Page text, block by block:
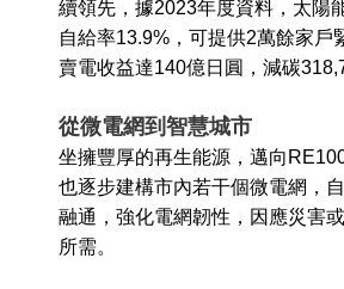
續領先，據2023年度資料，太陽
自給率13.9%，可提供2萬餘家戶
賣電收益達140億日圓，減碳
從微電網到智慧城市
坐擁豐厚的再生能源，邁向
也逐步建構市內若干個微電網，
融通，強化電網韌性，因應災害
所需。